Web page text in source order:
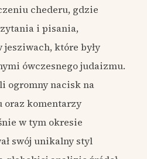
chederu, gdzie
i pisania,
jesziwach, które były
ówczesnego judaizmu.
ogromny nacisk na
oraz komentarzy
w tym okresie
swój unikalny styl